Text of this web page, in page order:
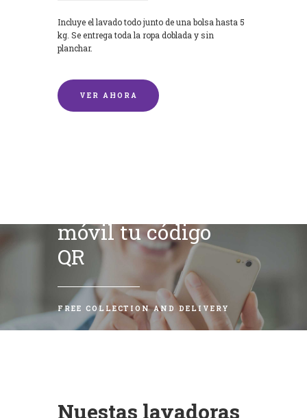
Incluye el lavado todo junto de una bolsa hasta 5
kg. Se entrega toda la ropa doblada y sin
planchar.
VER AHORA
móvil tu código
QR
FREE COLLECTION AND DELIVERY
Nuestas lavadoras